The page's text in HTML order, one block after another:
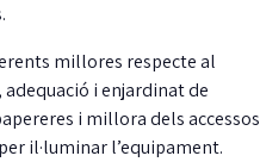
millores respecte al
i enjardinat de
i millora dels accessos
il·luminar l’equipament.